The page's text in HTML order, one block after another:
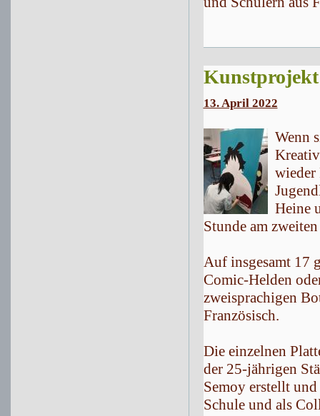
Kunstprojekt
13. April 2022
Wenn
wieder
Heine
Stunde am
Auf insgesamt 17
Comic-Helden
zweisprachigen
Französisch.
Die einzelnen
der 25-jährigen
Semoy erstellt
Schule und als